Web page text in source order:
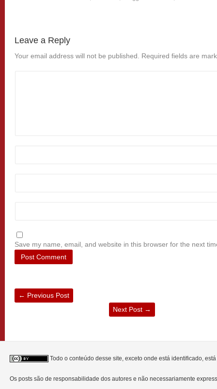
Leave a Reply
Your email address will not be published. Required fields are
Save my name, email, and website in this browser for the next
← Previous Post
Next Post →
Todo o conteúdo desse site, exceto onde está identificado,
Os posts são de responsabilidade dos autores e não necessariamente